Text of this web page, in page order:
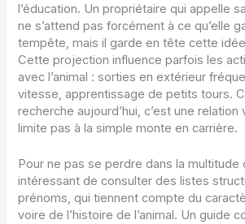
l’éducation. Un propriétaire qui appelle
ne s’attend pas forcément à ce qu’elle
tempête, mais il garde en tête cette
Cette projection influence parfois les
avec l’animal : sorties en extérieur
vitesse, apprentissage de petits tours.
recherche aujourd’hui, c’est une
limite pas à la simple monte en carrière.
Pour ne pas se perdre dans la multitude
intéressant de consulter des listes
prénoms, qui tiennent compte du
voire de l’histoire de l’animal. Un guide